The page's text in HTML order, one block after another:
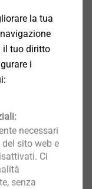
la tua
il tuo diritto
i
necessari
sito web e
Ci
senza